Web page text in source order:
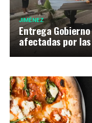
JIMÉNEZ
Entrega
afectadas por